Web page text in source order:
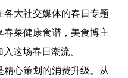
大社交媒体的春日专题
菜健康食谱，美食博主
这场春日潮流。
心策划的消费升级。从